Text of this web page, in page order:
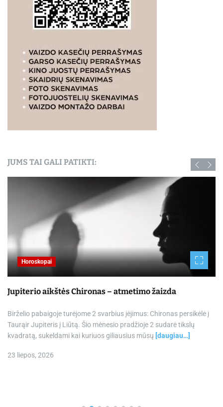
JUMS TAI GALI PATIKTI:
Horoskopai
Jupiterio aikštės Chironas – atmetimo žaizda
Birželio pabaigoje turėjome 2 svarbius įėjimus: Chironas persikėlė į
Taurąir Jupiteris į Liūtą. Šio mėnesio pradžioje 2 sudarė tikslų
kvadratą, sukeldami kai kuriuos giliausius mūsų [daugiau…]
23 liepos, 2026